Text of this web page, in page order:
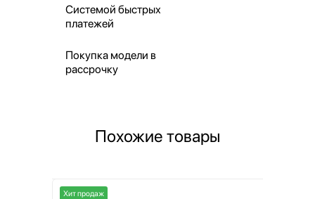
Системой быстрых
платежей
Покупка модели в
рассрочку
Похожие товары
Хит продаж